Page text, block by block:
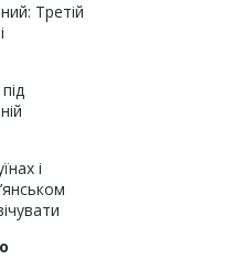
Третій
і